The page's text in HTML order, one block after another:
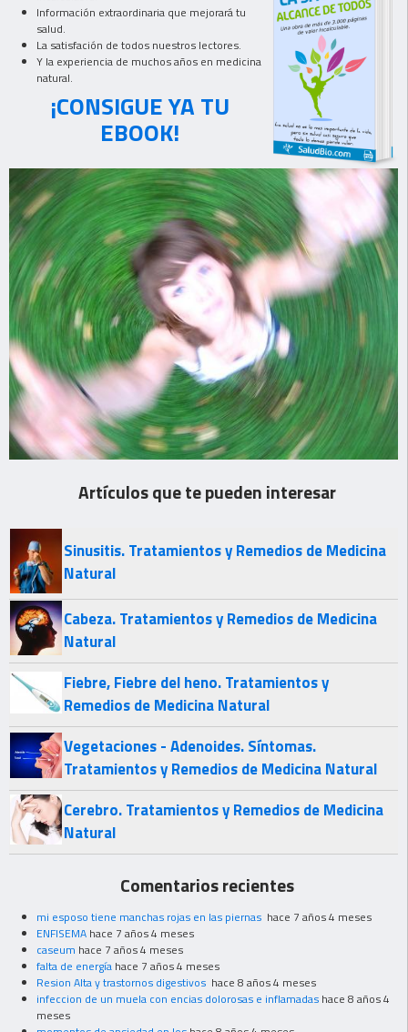
Información extraordinaria que mejorará tu
salud.
La satisfación de todos nuestros lectores.
Y la experiencia de muchos años en medicina
natural.
¡CONSIGUE YA TU
EBOOK!
Artículos que te pueden interesar
Sinusitis. Tratamientos y Remedios de Medicina
Natural
Cabeza. Tratamientos y Remedios de Medicina
Natural
Fiebre, Fiebre del heno. Tratamientos y
Remedios de Medicina Natural
Vegetaciones - Adenoides. Síntomas.
Tratamientos y Remedios de Medicina Natural
Cerebro. Tratamientos y Remedios de Medicina
Natural
Comentarios recientes
mi esposo tiene manchas rojas en las piernas hace 7 años 4 meses
ENFISEMA hace 7 años 4 meses
caseum hace 7 años 4 meses
falta de energía hace 7 años 4 meses
Resion Alta y trastornos digestivos hace 8 años 4 meses
infeccion de un muela con encias dolorosas e inflamadas hace 8 años 4
meses